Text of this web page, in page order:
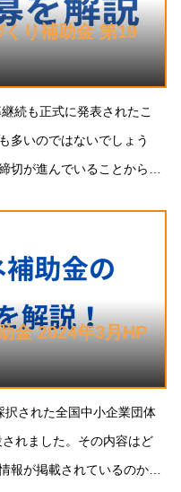
り補助金 第19
続も正式に発表されたこ
多いのではないでしょう
切が進んでいることから、
等によ
金 2024年3月HP
された全国中小企業団体
れました。その内容はど
報が掲載されているのかな